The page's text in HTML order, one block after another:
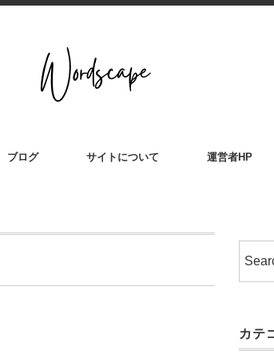
ブログ サイトについて 運営者HP
カテ